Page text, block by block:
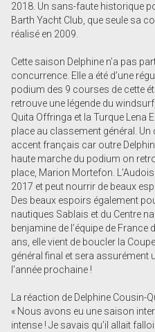
2018. Un sans-faute historique
Barth Yacht Club, que seule sa
réalisé en 2009.
Cette saison Delphine n’a pas
concurrence. Elle a été d’une
podium des 9 courses de cette
retrouve une légende du
Quita Offringa et la Turque Lena
place au classement général.
accent français car outre
haute marche du podium on
place, Marion Mortefon.
2017 et peut nourrir de beaux
Des beaux espoirs également
nautiques Sablais et du Centre
benjamine de l’équipe de France
ans, elle vient de boucler la
général final et sera assurément
l’année prochaine !
La réaction de Delphine Cousin-
« Nous avons eu une saison
intense ! Je savais qu’il allait